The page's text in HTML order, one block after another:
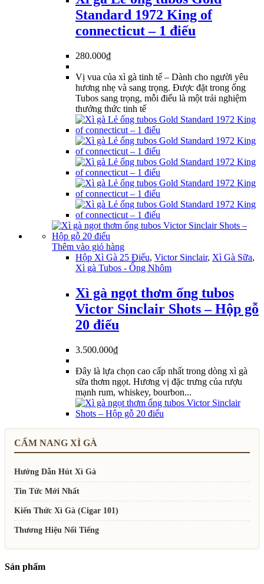
Standard 1972 King of
connecticut – 1 điếu
280.000₫
Vị vua của xì gà tinh tế – Dành cho người yêu
hương nhẹ và sang trọng. Được đặt trong ống
Tubos sang trọng, mỗi điếu là một trải nghiệm
thưởng thức tinh tế
Thêm vào giỏ hàng
Hộp Xì Gà 25 Điếu, Victor Sinclair, Xì Gà Sữa,
Xì gà Tubos - Ống Nhôm
Xì gà ngọt thơm ống tubos
Victor Sinclair Shots – Hộp gỗ
20 điếu
3.500.000₫
Đây là lựa chọn cao cấp nhất trong dòng xì gà
sữa thơm ngọt. Hương vị đặc trưng của rượu
mạnh rum, whiskey, bourbon...
CẨM NANG XÌ GÀ
Hướng Dẫn Hút Xì Gà
Tin Tức Mới Nhất
Kiến Thức Xì Gà (Cigar 101)
Thương Hiệu Nổi Tiếng
Sản phẩm